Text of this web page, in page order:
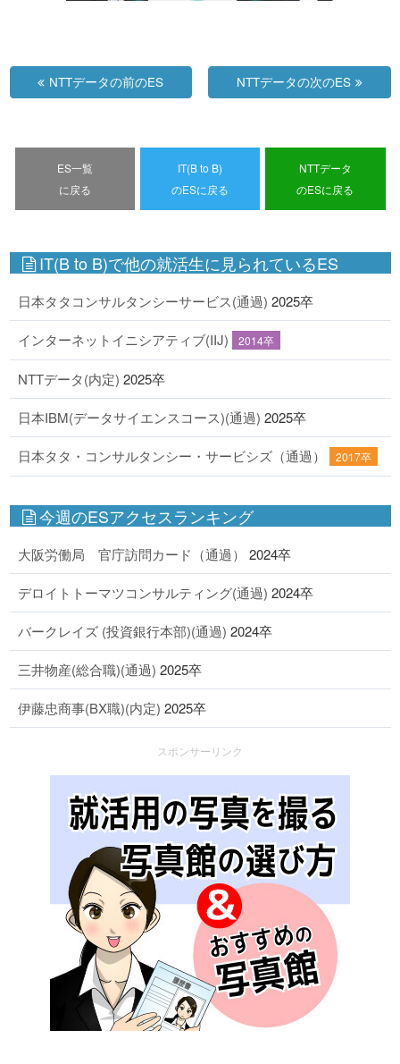
NTTデータの前のES NTTデータの次のES
ES一覧
に戻る
IT(B to B)
のESに戻る
NTTデータ
のESに戻る
IT(B to B)で他の就活生に見られているES
日本タタコンサルタンシーサービス(通過) 2025卒
インターネットイニシアティブ(IIJ) 2014卒
NTTデータ(内定) 2025卒
日本IBM(データサイエンスコース)(通過) 2025卒
日本タタ・コンサルタンシー・サービシズ（通過） 2017卒
今週のESアクセスランキング
大阪労働局 官庁訪問カード（通過） 2024卒
デロイトトーマツコンサルティング(通過) 2024卒
バークレイズ (投資銀行本部)(通過) 2024卒
三井物産(総合職)(通過) 2025卒
伊藤忠商事(BX職)(内定) 2025卒
スポンサーリンク